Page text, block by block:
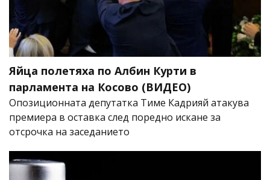
Яйца полетяха по Албин Курти в
парламента на Косово (ВИДЕО)
Опозиционната депутатка Тиме Кадрияй атакува
премиера в оставка след поредно искане за
отсрочка на заседанието